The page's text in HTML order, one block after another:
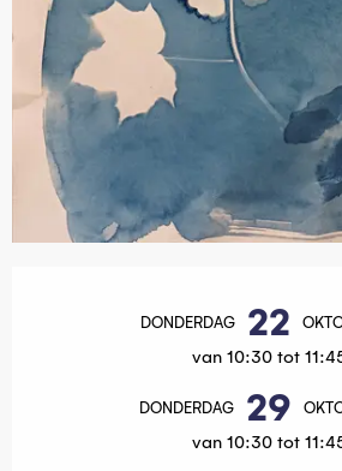
DONDERDAG 22
van 10:30 tot
DONDERDAG 29
van 10:30 tot